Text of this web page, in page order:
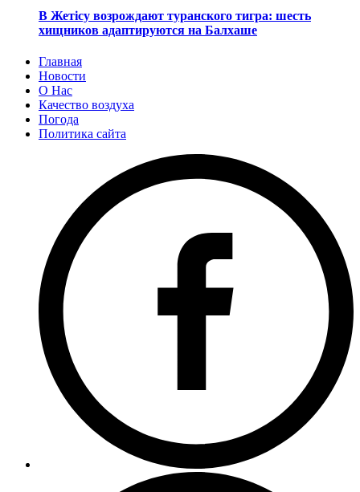
В Жетісу возрождают туранского тигра: шесть
хищников адаптируются на Балхаше
Главная
Новости
О Нас
Качество воздуха
Погода
Политика сайта